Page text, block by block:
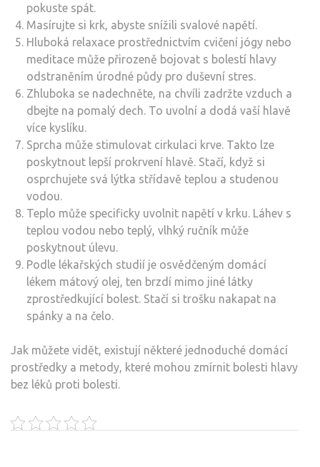
pokuste spát.
Masírujte si krk, abyste snížili svalové napětí.
Hluboká relaxace prostřednictvím cvičení jógy nebo
meditace může přirozeně bojovat s bolestí hlavy
odstraněním úrodné půdy pro duševní stres.
Zhluboka se nadechněte, na chvíli zadržte vzduch a
dbejte na pomalý dech. To uvolní a dodá vaší hlavě
více kyslíku.
Sprcha může stimulovat cirkulaci krve. Takto lze
poskytnout lepší prokrvení hlavě. Stačí, když si
osprchujete svá lýtka střídavě teplou a studenou
vodou.
Teplo může specificky uvolnit napětí v krku. Láhev s
teplou vodou nebo teplý, vlhký ručník může
poskytnout úlevu.
Podle lékařských studií je osvědčeným domácí
lékem mátový olej, ten brzdí mimo jiné látky
zprostředkující bolest. Stačí si trošku nakapat na
spánky a na čelo.
Jak můžete vidět, existují některé jednoduché domácí
prostředky a metody, které mohou zmírnit bolesti hlavy
bez léků proti bolesti.